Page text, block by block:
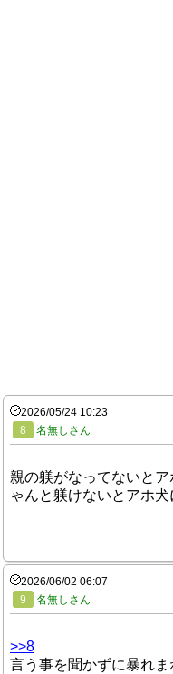
2026/05/24 10:23
8
名無しさん
親の躾がなってないと
ゃんと躾けないとアホ犬
2026/06/02 06:07
9
名無しさん
>>8
言う事を聞かずに暴れ